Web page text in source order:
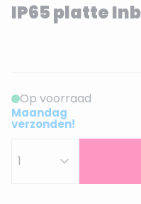
IP65 platte
Op voorraad
Maandag
verzonden!